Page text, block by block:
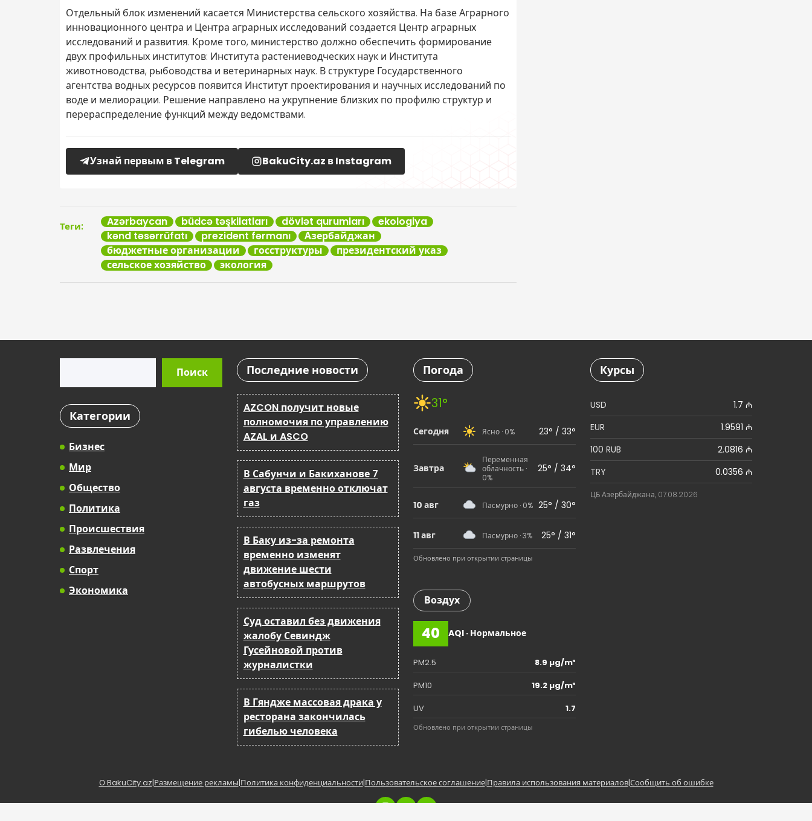
Отдельный блок изменений касается Министерства сельского хозяйства. На базе Аграрного
инновационного центра и Центра аграрных исследований создается Центр аграрных
исследований и развития. Кроме того, министерство должно обеспечить формирование
двух профильных институтов: Института растениеводческих наук и Института
животноводства, рыбоводства и ветеринарных наук. В структуре Государственного
агентства водных ресурсов появится Институт проектирования и научных исследований по
воде и мелиорации. Решение направлено на укрупнение близких по профилю структур и
перераспределение функций между ведомствами.
Узнай первым в Telegram BakuCity.az в Instagram
Теги: Azərbaycan büdcə təşkilatları dövlət qurumları
ekologiya
kənd təsərrüfatı
prezident fərmanı
Азербайджан
бюджетные организации
госструктуры
президентский указ
сельское хозяйство
экология
Поиск
Категории
Бизнес
Мир
Общество
Политика
Происшествия
Развлечения
Спорт
Экономика
Последние новости
AZCON получит новые
полномочия по управлению
AZAL и ASCO
В Сабунчи и Бакиханове 7
августа временно отключат
газ
В Баку из-за ремонта
временно изменят
движение шести
автобусных маршрутов
Суд оставил без движения
жалобу Севиндж
Гусейновой против
журналистки
В Гяндже массовая драка у
ресторана закончилась
гибелью человека
Погода
31°
Сегодня Ясно · 0% 23° / 33°
Завтра
Переменная
облачность ·
0%
25° / 34°
10 авг Пасмурно · 0% 25° / 30°
11 авг Пасмурно · 3% 25° / 31°
Обновлено при открытии страницы
Воздух
40 AQI · Нормальное
PM2.5
8.9 µg/m³
PM10
19.2 µg/m³
UV
1.7
Обновлено при открытии страницы
Курсы
USD
1.7 ₼
EUR
1.9591 ₼
100 RUB
2.0816 ₼
TRY
0.0356 ₼
ЦБ Азербайджана, 07.08.2026
О BakuCity.az|Размещение рекламы|Политика конфиденциальности|Пользовательское соглашение|Правила использования материалов|Сообщить об ошибке